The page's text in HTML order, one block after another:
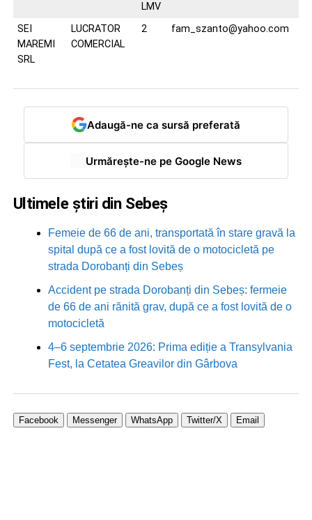
LMV
SEI
MAREMI
SRL
LUCRATOR
COMERCIAL
2 fam_szanto@yahoo.com
Adaugă-ne ca sursă preferată
Urmărește-ne pe Google News
Ultimele știri din Sebeș
Femeie de 66 de ani, transportată în stare gravă la
spital după ce a fost lovită de o motocicletă pe
strada Dorobanți din Sebeș
Accident pe strada Dorobanți din Sebeș: fermeie
de 66 de ani rănită grav, după ce a fost lovită de o
motocicletă
4–6 septembrie 2026: Prima ediție a Transylvania
Fest, la Cetatea Greavilor din Gârbova
Facebook Messenger WhatsApp Twitter/X Email